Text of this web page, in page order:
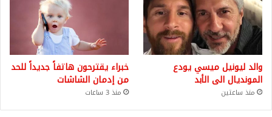
والد ليونيل ميسي يودع
المونديال الى الأبد
منذ ساعتين
خبراء يقترحون هاتفاً جديداً للحد
من إدمان الشاشات
منذ 3 ساعات